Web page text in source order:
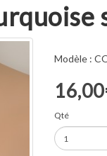
Modèle :
Qté